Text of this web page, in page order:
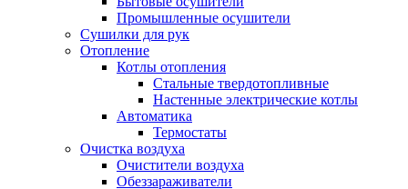
Промышленные осушители
Сушилки для рук
Отопление
Котлы отопления
Стальные твердотопливные
Настенные электрические котлы
Автоматика
Термостаты
Очистка воздуха
Очистители воздуха
Обеззараживатели